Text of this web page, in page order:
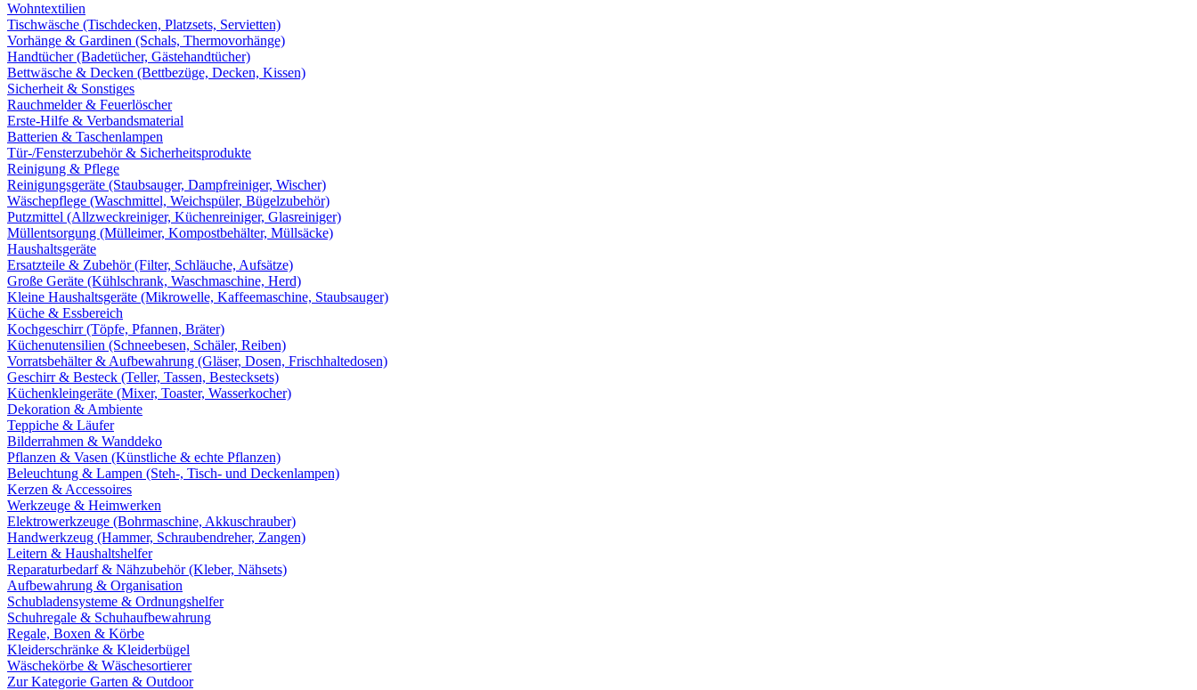
Wohntextilien
Tischwäsche (Tischdecken, Platzsets, Servietten)
Vorhänge & Gardinen (Schals, Thermovorhänge)
Handtücher (Badetücher, Gästehandtücher)
Bettwäsche & Decken (Bettbezüge, Decken, Kissen)
Sicherheit & Sonstiges
Rauchmelder & Feuerlöscher
Erste-Hilfe & Verbandsmaterial
Batterien & Taschenlampen
Tür-/Fensterzubehör & Sicherheitsprodukte
Reinigung & Pflege
Reinigungsgeräte (Staubsauger, Dampfreiniger, Wischer)
Wäschepflege (Waschmittel, Weichspüler, Bügelzubehör)
Putzmittel (Allzweckreiniger, Küchenreiniger, Glasreiniger)
Müllentsorgung (Mülleimer, Kompostbehälter, Müllsäcke)
Haushaltsgeräte
Ersatzteile & Zubehör (Filter, Schläuche, Aufsätze)
Große Geräte (Kühlschrank, Waschmaschine, Herd)
Kleine Haushaltsgeräte (Mikrowelle, Kaffeemaschine, Staubsauger)
Küche & Essbereich
Kochgeschirr (Töpfe, Pfannen, Bräter)
Küchenutensilien (Schneebesen, Schäler, Reiben)
Vorratsbehälter & Aufbewahrung (Gläser, Dosen, Frischhaltedosen)
Geschirr & Besteck (Teller, Tassen, Bestecksets)
Küchenkleingeräte (Mixer, Toaster, Wasserkocher)
Dekoration & Ambiente
Teppiche & Läufer
Bilderrahmen & Wanddeko
Pflanzen & Vasen (Künstliche & echte Pflanzen)
Beleuchtung & Lampen (Steh-, Tisch- und Deckenlampen)
Kerzen & Accessoires
Werkzeuge & Heimwerken
Elektrowerkzeuge (Bohrmaschine, Akkuschrauber)
Handwerkzeug (Hammer, Schraubendreher, Zangen)
Leitern & Haushaltshelfer
Reparaturbedarf & Nähzubehör (Kleber, Nähsets)
Aufbewahrung & Organisation
Schubladensysteme & Ordnungshelfer
Schuhregale & Schuhaufbewahrung
Regale, Boxen & Körbe
Kleiderschränke & Kleiderbügel
Wäschekörbe & Wäschesortierer
Zur Kategorie Garten & Outdoor